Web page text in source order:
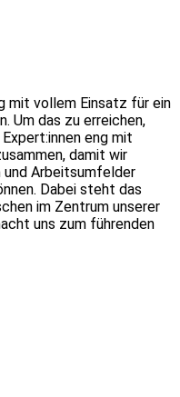
mit vollem Einsatz für ein
Um das zu erreichen,
eng mit
damit wir
und Arbeitsumfelder
Dabei steht das
im Zentrum unserer
uns zum führenden